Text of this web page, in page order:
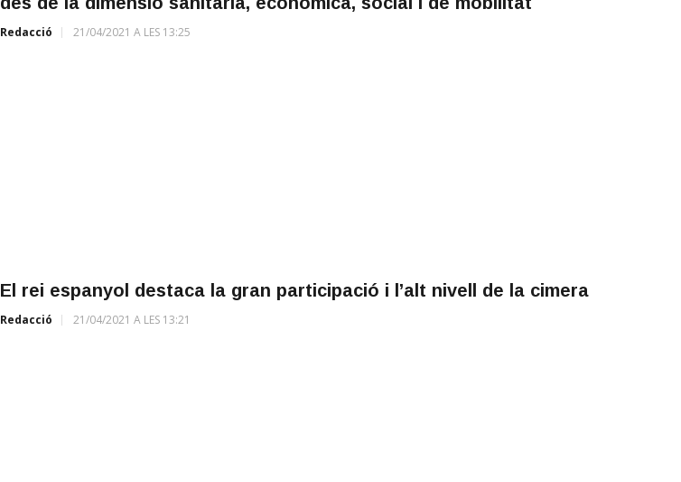
Redacció 21/04/2021 A LES 13:25
El rei espanyol destaca la gran participació i l’alt nivell de la cimera
Redacció 21/04/2021 A LES 13:21